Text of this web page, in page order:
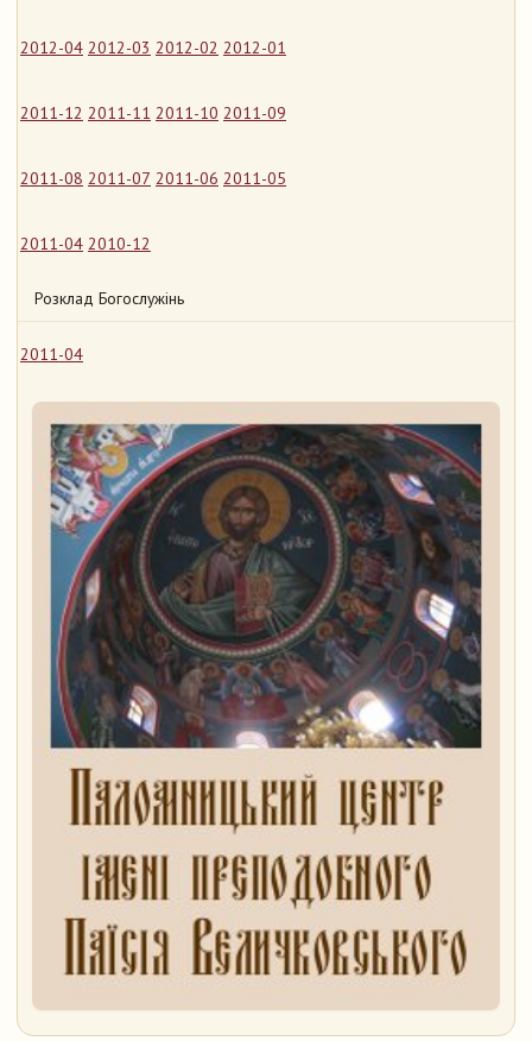
2012-04 2012-03 2012-02 2012-01
2011-12 2011-11 2011-10 2011-09
2011-08 2011-07 2011-06 2011-05
2011-04 2010-12
Розклад Богослужінь
2011-04